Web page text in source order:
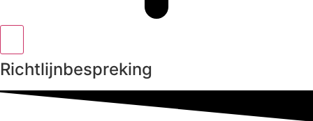
Richtlijnbespreking